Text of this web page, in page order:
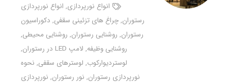
انواع نورپردازی, انواع نورپردازی
رستوران,چراغ های تزئینی سقفی, دکوراسیون
رستوران, روشنایی رستوران, روشنایی محیطی,
روشنایی وظیفه, لامپ LED در رستوران
,
لوستردیوارکوب, لوسترهای سقفی, نحوه
نورپردازی رستوران, نور رستوران, نورپردازی